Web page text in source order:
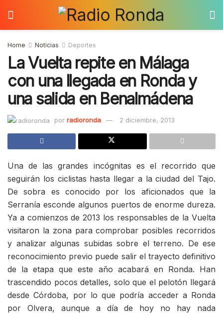
Home Noticias Deportes
La Vuelta repite en Málaga
con una llegada en Ronda y
una salida en Benalmádena
por radioronda 2 diciembre, 2013
Una de las grandes incógnitas es el recorrido que
seguirán los ciclistas hasta llegar a la ciudad del Tajo.
De sobra es conocido por los aficionados que la
Serranía esconde algunos puertos de enorme dureza.
Ya a comienzos de 2013 los responsables de la Vuelta
visitaron la zona para comprobar posibles recorridos
y analizar algunas subidas sobre el terreno. De ese
reconocimiento previo puede salir el trayecto definitivo
de la etapa que este año acabará en Ronda. Han
trascendido pocos detalles, solo que el pelotón llegará
desde Córdoba, por lo que podría acceder a Ronda
por Olvera, aunque a día de hoy no hay nada